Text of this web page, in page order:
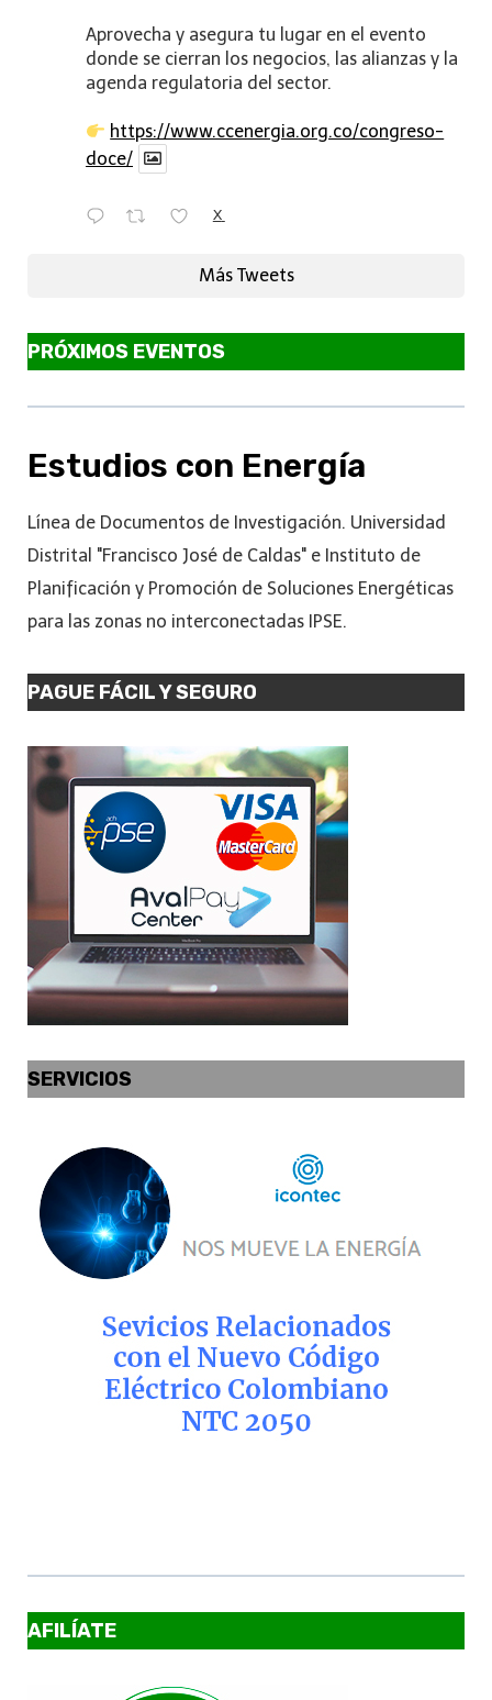
Aprovecha y asegura tu lugar en el evento
donde se cierran los negocios, las alianzas y la
agenda regulatoria del sector.
https://www.ccenergia.org.co/congreso-
doce/
X
Más Tweets
PRÓXIMOS EVENTOS
Estudios con Energía
Línea de Documentos de Investigación. Universidad
Distrital "Francisco José de Caldas" e Instituto de
Planificación y Promoción de Soluciones Energéticas
para las zonas no interconectadas IPSE.
PAGUE FÁCIL Y SEGURO
SERVICIOS
AFILÍATE